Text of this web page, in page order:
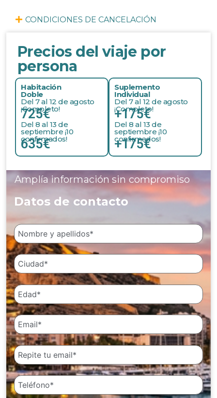
CONDICIONES DE CANCELACIÓN
Precios del viaje por
persona
Habitación
Doble
Del 7 al 12 de agosto
¡Completo!
725€
Del 8 al 13 de
septiembre ¡10
confirmados!
635€
Suplemento
Individual
Del 7 al 12 de agosto
¡Completo!
+175€
Del 8 al 13 de
septiembre ¡10
confirmados!
+175€
Amplía información sin compromiso
Datos de contacto